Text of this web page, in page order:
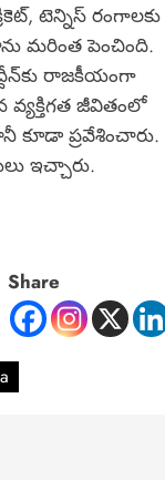
టెన్నిస్ రంగాలకు
మరింత పెంచింది.
రాజకీయంగా
జీవితంలో
కూడా ప్రవేశించారు.
ఇచ్చారు.
Share